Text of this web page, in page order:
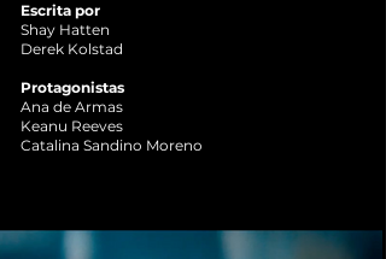
Escrita por
Shay Hatten
Derek Kolstad
Protagonistas
Ana de Armas
Keanu Reeves
Catalina Sandino Moreno